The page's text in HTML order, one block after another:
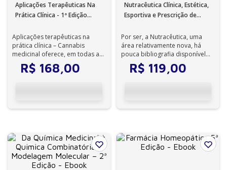
Aplicações Terapêuticas Na
Prática Clínica - 1ª Edição
Aplicações terapêuticas na
prática clínica – Cannabis
medicinal oferece, em todas as
suas páginas, informações
atualizad...
R$ 168,00
Nutracêutica Clínica, Estética,
Esportiva e Prescrição de
Ebook
Por ser, a Nutracêutica, uma
área relativamente nova, há
pouca bibliografia disponível
sobre o assunto Livro escrito
po...R$ 119,00